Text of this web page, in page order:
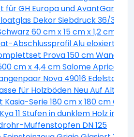
für GH Europa und AvantGarde
Dekor Siebdruck 36/31 DIN
60 cm x 15 cm x 1,2 cm
Abschlussprofil Alu eloxiert
Prova 150 cm
cm x 4,4 cm Salome Apricot
Nova 49016
für Holzböden Neu Auf Alt 20
Kasia-Serie 180 cm x 180 cm
11 Stufen in dunklem Holz inkl.
Muffenstopfen DN 125